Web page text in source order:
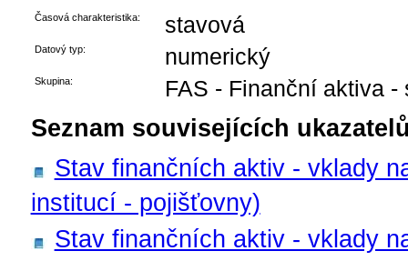
Časová charakteristika: stavová
Datový typ: numerický
Skupina: FAS - Finanční aktiva -
Seznam souvisejících
Stav finančních aktiv - vklady
institucí - pojišťovny)
Stav finančních aktiv - vklady